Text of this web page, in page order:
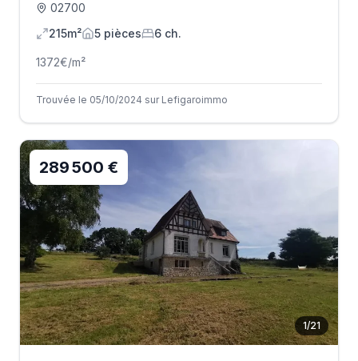
02700
215m²
5 pièces 6 ch.
1372€/m²
Trouvée le 05/10/2024 sur Lefigaroimmo
1/21
289 500 €